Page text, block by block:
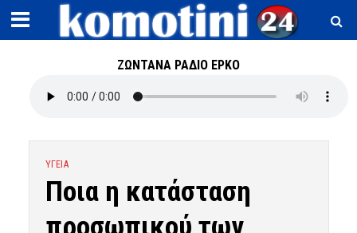
ΖΩΝΤΑΝΑ ΡΑΔΙΟ ΕΡΚΟ
ΥΓΕΙΑ
Ποια η κατάσταση